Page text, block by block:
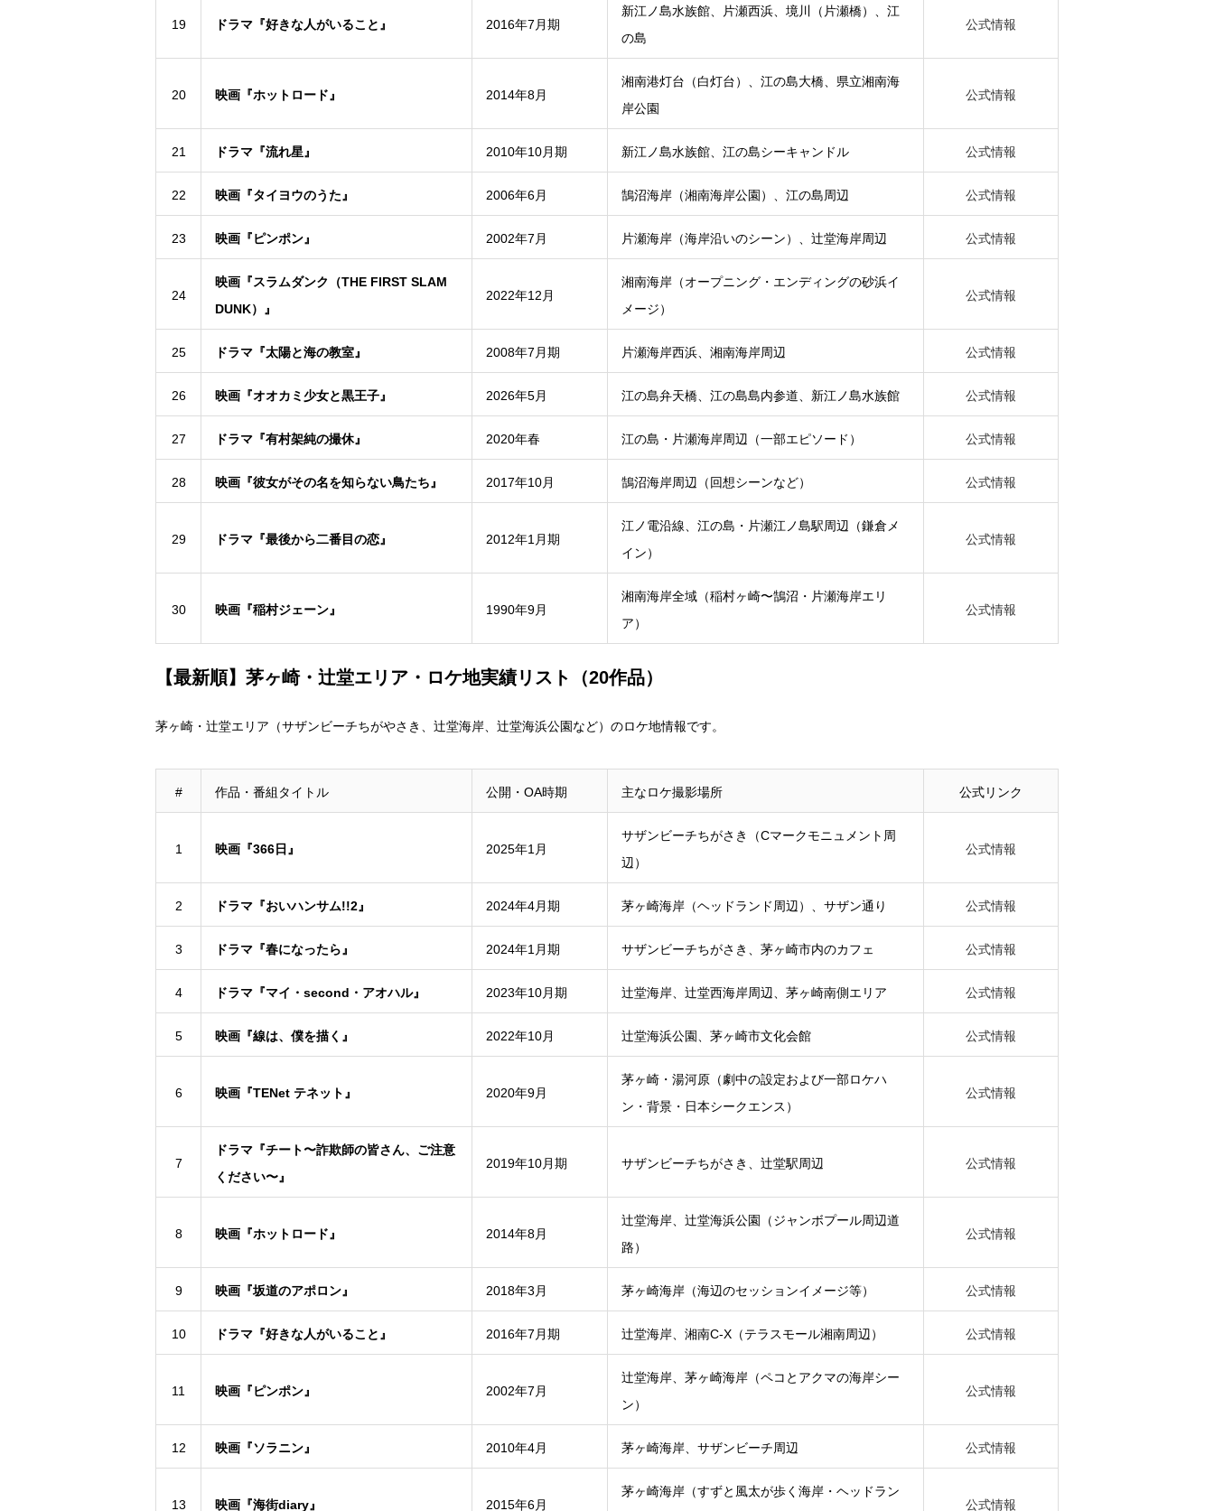
19 ドラマ『好きな人がいること』 2016年7月期
新江ノ島水族館、片瀬西浜、境川（片瀬橋）、江
の島
公式情報
20 映画『ホットロード』 2014年8月
湘南港灯台（白灯台）、江の島大橋、県立湘南海
岸公園
公式情報
21 ドラマ『流れ星』 2010年10月期 新江ノ島水族館、江の島シーキャンドル 公式情報
22 映画『タイヨウのうた』 2006年6月 鵠沼海岸（湘南海岸公園）、江の島周辺 公式情報
23 映画『ピンポン』 2002年7月 片瀬海岸（海岸沿いのシーン）、辻堂海岸周辺 公式情報
24
映画『スラムダンク（THE FIRST SLAM
DUNK）』
2022年12月
湘南海岸（オープニング・エンディングの砂浜イ
メージ）
公式情報
25 ドラマ『太陽と海の教室』 2008年7月期 片瀬海岸西浜、湘南海岸周辺 公式情報
26 映画『オオカミ少女と黒王子』 2026年5月 江の島弁天橋、江の島島内参道、新江ノ島水族館 公式情報
27 ドラマ『有村架純の撮休』 2020年春 江の島・片瀬海岸周辺（一部エピソード） 公式情報
28 映画『彼女がその名を知らない鳥たち』 2017年10月 鵠沼海岸周辺（回想シーンなど） 公式情報
29 ドラマ『最後から二番目の恋』 2012年1月期
江ノ電沿線、江の島・片瀬江ノ島駅周辺（鎌倉メ
イン）
公式情報
30 映画『稲村ジェーン』 1990年9月
湘南海岸全域（稲村ヶ崎〜鵠沼・片瀬海岸エリ
ア）
公式情報
【最新順】茅ヶ崎・辻堂エリア・ロケ地実績リスト（20作品）
茅ヶ崎・辻堂エリア（サザンビーチちがやさき、辻堂海岸、辻堂海浜公園など）のロケ地情報です。
# 作品・番組タイトル 公開・OA時期 主なロケ撮影場所 公式リンク
1 映画『366日』 2025年1月
サザンビーチちがさき（Cマークモニュメント周
辺）
公式情報
2 ドラマ『おいハンサム!!2』 2024年4月期 茅ヶ崎海岸（ヘッドランド周辺）、サザン通り 公式情報
3 ドラマ『春になったら』 2024年1月期 サザンビーチちがさき、茅ヶ崎市内のカフェ 公式情報
4 ドラマ『マイ・second・アオハル』 2023年10月期 辻堂海岸、辻堂西海岸周辺、茅ヶ崎南側エリア 公式情報
5 映画『線は、僕を描く』 2022年10月 辻堂海浜公園、茅ヶ崎市文化会館 公式情報
6 映画『TENet テネット』 2020年9月
茅ヶ崎・湯河原（劇中の設定および一部ロケハ
ン・背景・日本シークエンス）
公式情報
7
ドラマ『チート〜詐欺師の皆さん、ご注意
ください〜』
2019年10月期 サザンビーチちがさき、辻堂駅周辺 公式情報
8 映画『ホットロード』 2014年8月
辻堂海岸、辻堂海浜公園（ジャンボプール周辺道
路）
公式情報
9 映画『坂道のアポロン』 2018年3月 茅ヶ崎海岸（海辺のセッションイメージ等） 公式情報
10 ドラマ『好きな人がいること』 2016年7月期 辻堂海岸、湘南C-X（テラスモール湘南周辺） 公式情報
11 映画『ピンポン』 2002年7月
辻堂海岸、茅ヶ崎海岸（ペコとアクマの海岸シー
ン）
公式情報
12 映画『ソラニン』 2010年4月 茅ヶ崎海岸、サザンビーチ周辺 公式情報
13 映画『海街diary』 2015年6月
茅ヶ崎海岸（すずと風太が歩く海岸・ヘッドラン
公式情報